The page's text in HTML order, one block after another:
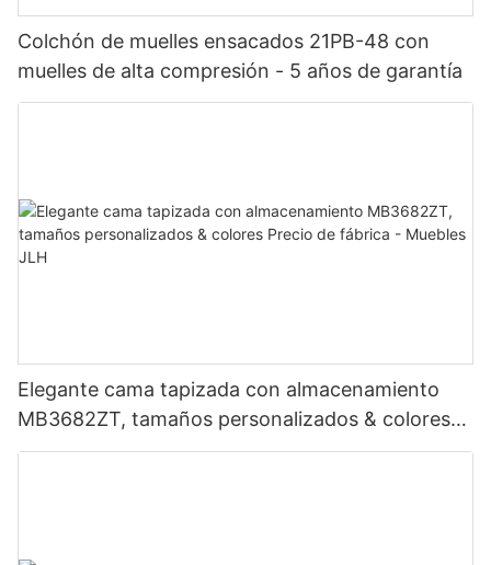
Colchón de muelles ensacados 21PB-48 con
muelles de alta compresión - 5 años de garantía
Elegante cama tapizada con almacenamiento
MB3682ZT, tamaños personalizados & colores
Precio de fábrica - Muebles JLH